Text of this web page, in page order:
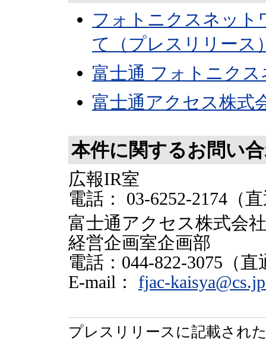
フォトニクスネット
て（プレスリリース
富士通 フォトニク
富士通アクセス株式
本件に関するお問い
広報IR室
電話： 03-6252-2174（
富士通アクセス株式会社
経営企画室企画部
電話：044-822-3075（直
E-mail： fjac-
プレスリリースに記載され